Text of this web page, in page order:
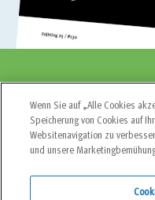
Du
Wenn Sie auf „Alle Cookies
Speicherung von Cookies auf
Websitenavigation zu
und unsere